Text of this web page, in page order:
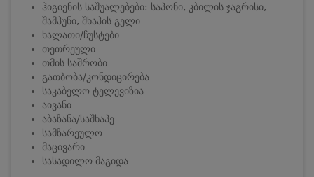
ჰიგიენის საშუალებები: საპონი, კბილის ჯაგრისი,
შამპუნი, შხაპის გელი
ხალათი/ჩუსტები
თეთრეული
თმის საშრობი
გათბობა/კონდიცირება
საკაბელო ტელევიზია
აივანი
აბაზანა/საშხაპე
სამზარეულო
მაცივარი
სასადილო მაგიდა